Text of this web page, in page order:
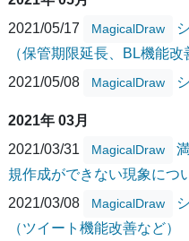
2021/05/17
MagicalDraw
（保管期限延長、BL機能改
2021/05/08
MagicalDraw
2021年 03月
2021/03/31
MagicalDraw
規作成ができない現象につ
2021/03/08
MagicalDraw
（ツイート機能改善など）